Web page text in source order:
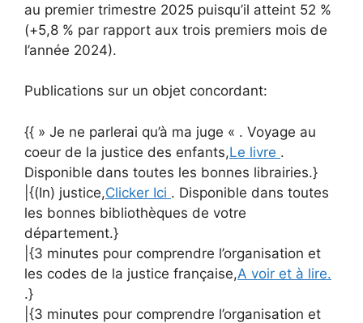
au premier trimestre 2025 puisqu’il atteint 52 %
(+5,8 % par rapport aux trois premiers mois de
l’année 2024).
Publications sur un objet concordant:
{{ » Je ne parlerai qu’à ma juge « . Voyage au
coeur de la justice des enfants,Le livre .
Disponible dans toutes les bonnes librairies.}
|{(In) justice,Clicker Ici . Disponible dans toutes
les bonnes bibliothèques de votre
département.}
|{3 minutes pour comprendre l’organisation et
les codes de la justice française,A voir et à lire.
.}
|{3 minutes pour comprendre l’organisation et